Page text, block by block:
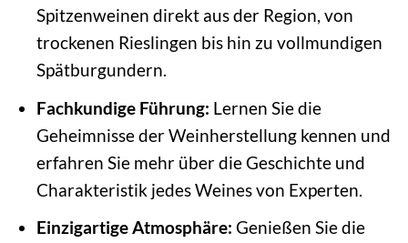
Spitzenweinen direkt aus der Region, von
trockenen Rieslingen bis hin zu vollmundigen
Spätburgundern.
Fachkundige Führung: Lernen Sie die
Geheimnisse der Weinherstellung kennen und
erfahren Sie mehr über die Geschichte und
Charakteristik jedes Weines von Experten.
Einzigartige Atmosphäre: Genießen Sie die